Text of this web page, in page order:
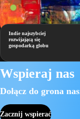
Indie najszybciej
rozwijającą się
gospodarką globu
Wspieraj nas
Dołącz do grona
Zacznij wspierać